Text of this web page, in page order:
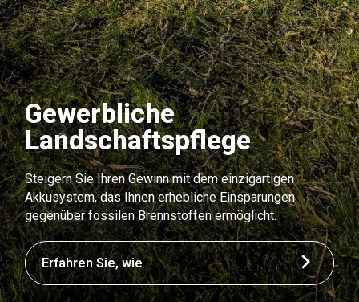
Gewerbliche
Landschaftspflege
Steigern Sie Ihren Gewinn mit dem einzigartigen
Akkusystem, das Ihnen erhebliche Einsparungen
gegenüber fossilen Brennstoffen ermöglicht.
Erfahren Sie, wie